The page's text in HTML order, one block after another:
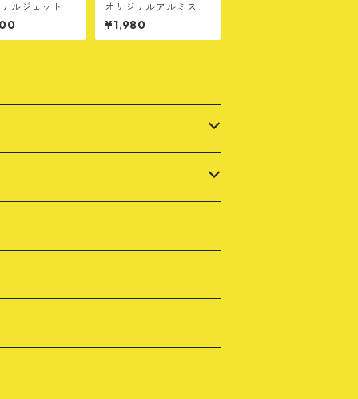
ルジェットキ
F］ネイビー
オリジナルアルミスク
リュー缶［A］
¥1,980